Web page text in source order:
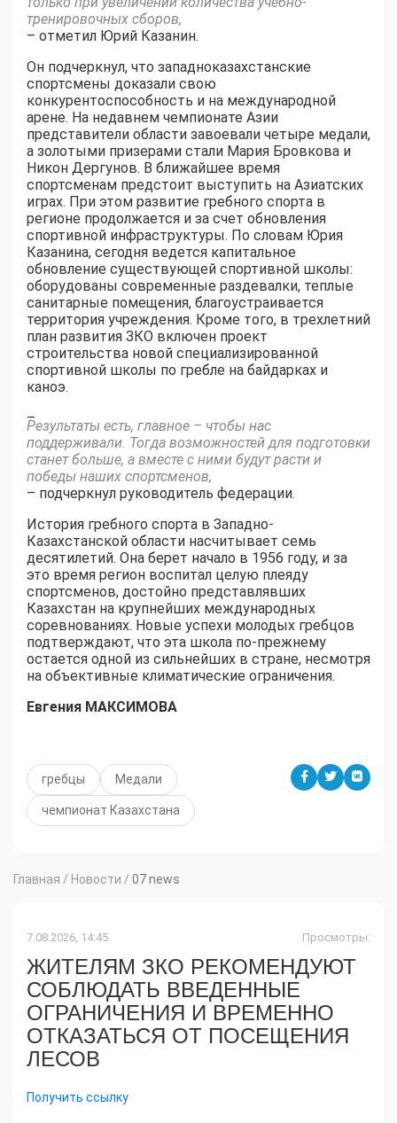
тренировочных сборов,
– отметил Юрий Казанин.
Он подчеркнул, что западноказахстанские
спортсмены доказали свою
конкурентоспособность и на международной
арене. На недавнем чемпионате Азии
представители области завоевали четыре медали,
а золотыми призерами стали Мария Бровкова и
Никон Дергунов. В ближайшее время
спортсменам предстоит выступить на Азиатских
играх. При этом развитие гребного спорта в
регионе продолжается и за счет обновления
спортивной инфраструктуры. По словам Юрия
Казанина, сегодня ведется капитальное
обновление существующей спортивной школы:
оборудованы современные раздевалки, теплые
санитарные помещения, благоустраивается
территория учреждения. Кроме того, в трехлетний
план развития ЗКО включен проект
строительства новой специализированной
спортивной школы по гребле на байдарках и
каноэ.
–
Результаты есть, главное – чтобы нас
поддерживали. Тогда возможностей для подготовки
станет больше, а вместе с ними будут расти и
победы наших спортсменов,
– подчеркнул руководитель федерации.
История гребного спорта в Западно-
Казахстанской области насчитывает семь
десятилетий. Она берет начало в 1956 году, и за
это время регион воспитал целую плеяду
спортсменов, достойно представлявших
Казахстан на крупнейших международных
соревнованиях. Новые успехи молодых гребцов
подтверждают, что эта школа по-прежнему
остается одной из сильнейших в стране, несмотря
на объективные климатические ограничения.
Евгения МАКСИМОВА
гребцы Медали
чемпионат Казахстана
Главная / Новости / 07 news
7.08.2026, 14:45 Просмотры:
ЖИТЕЛЯМ ЗКО РЕКОМЕНДУЮТ
СОБЛЮДАТЬ ВВЕДЕННЫЕ
ОГРАНИЧЕНИЯ И ВРЕМЕННО
ОТКАЗАТЬСЯ ОТ ПОСЕЩЕНИЯ
ЛЕСОВ
Получить ссылку